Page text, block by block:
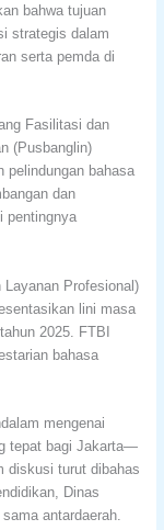
bahwa tujuan
strategis dalam
serta pemda di
Fasilitasi dan
(Pusbanglin)
pelindungan bahasa
dan
pentingnya
Profesional)
lini masa
2025. FTBI
bahasa
mengenai
tepat bagi Jakarta—
diskusi turut dibahas
Dinas
antardaerah.